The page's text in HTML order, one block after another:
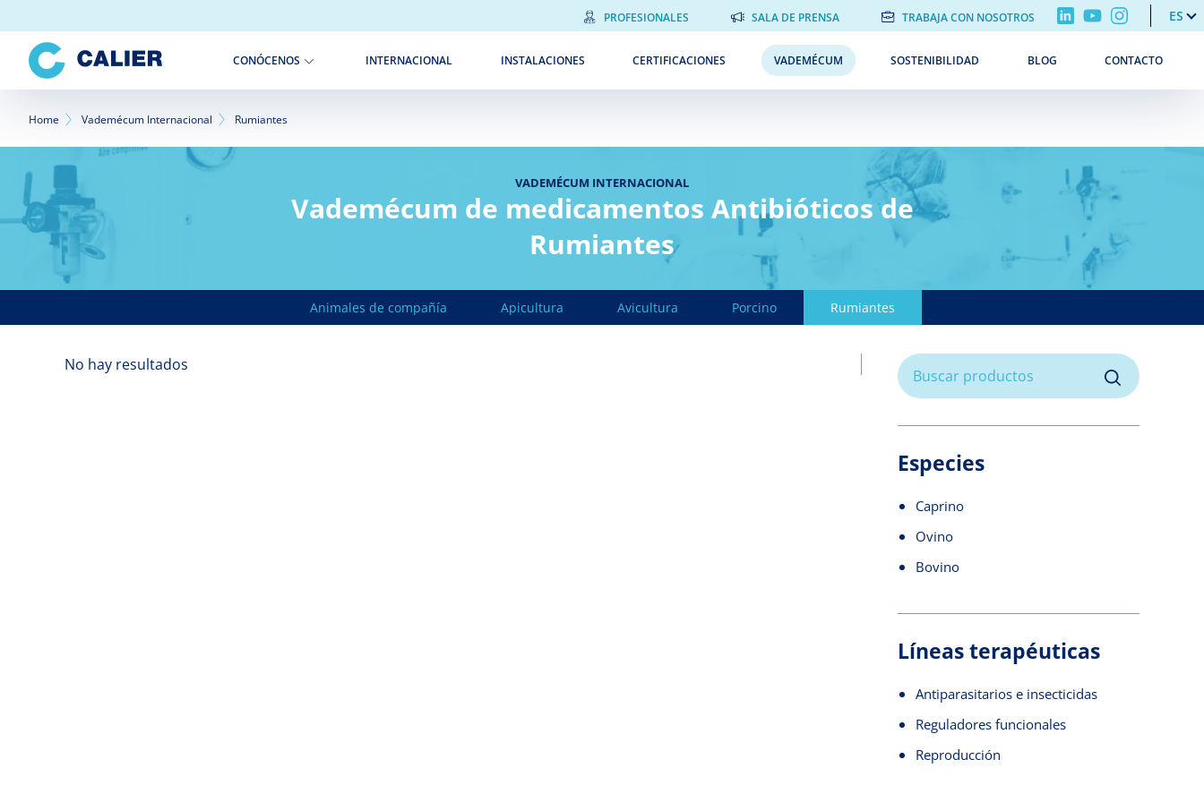
al
contenido
principal
PROFESIONALES SALA DE PRENSA TRABAJA CON NOSOTROS ES
CONÓCENOS INTERNACIONAL INSTALACIONES CERTIFICACIONES VADEMÉCUM SOSTENIBILIDAD BLOG CONTACTO
Sobrescribir
enlaces
de
ayuda
la
navegación
Home Vademécum Internacional Rumiantes
VADEMÉCUM INTERNACIONAL
Vademécum de medicamentos Antibióticos de
Rumiantes
Animales de compañía Apicultura Avicultura Porcino Rumiantes
No hay resultados
Especies
Caprino
Ovino
Bovino
Líneas terapéuticas
Antiparasitarios e insecticidas
Reguladores funcionales
Reproducción